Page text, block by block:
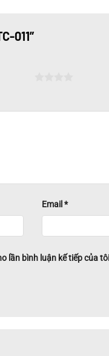
011”
Email *
lần bình luận kế tiếp của